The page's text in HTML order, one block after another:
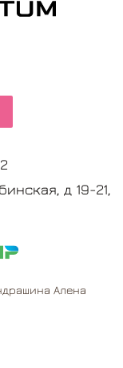
д 19-21,
Алена